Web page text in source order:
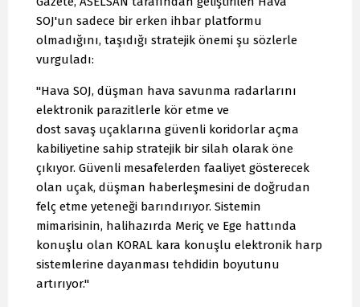
SOJ'un sadece bir erken ihbar platformu
olmadığını, taşıdığı stratejik önemi şu sözlerle
vurguladı:
"Hava SOJ, düşman hava savunma radarlarını
elektronik parazitlerle kör etme ve
dost savaş uçaklarına güvenli koridorlar açma
kabiliyetine sahip stratejik bir silah olarak öne
çıkıyor. Güvenli mesafelerden faaliyet gösterecek
olan uçak, düşman haberleşmesini de doğrudan
felç etme yeteneği barındırıyor. Sistemin
mimarisinin, halihazırda Meriç ve Ege hattında
konuşlu olan KORAL kara konuşlu elektronik harp
sistemlerine dayanması tehdidin boyutunu
artırıyor."